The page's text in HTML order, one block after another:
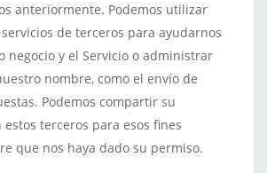
anteriormente. Podemos utilizar
de terceros para ayudarnos
negocio y el Servicio o administrar
nombre, como el envío de
Podemos compartir su
terceros para esos fines
que nos haya dado su permiso.